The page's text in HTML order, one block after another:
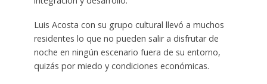
Luis Acosta con su grupo cultural llevó a muchos
residentes lo que no pueden salir a disfrutar de
noche en ningún escenario fuera de su entorno,
quizás por miedo y condiciones económicas.